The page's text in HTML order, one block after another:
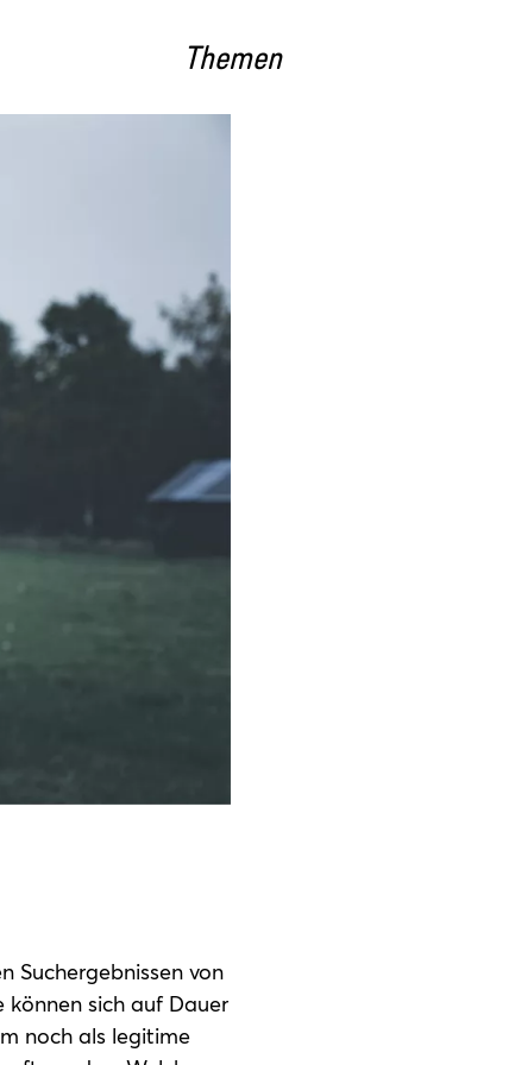
Themen
Suchergebnissen von
können sich auf Dauer
noch als legitime